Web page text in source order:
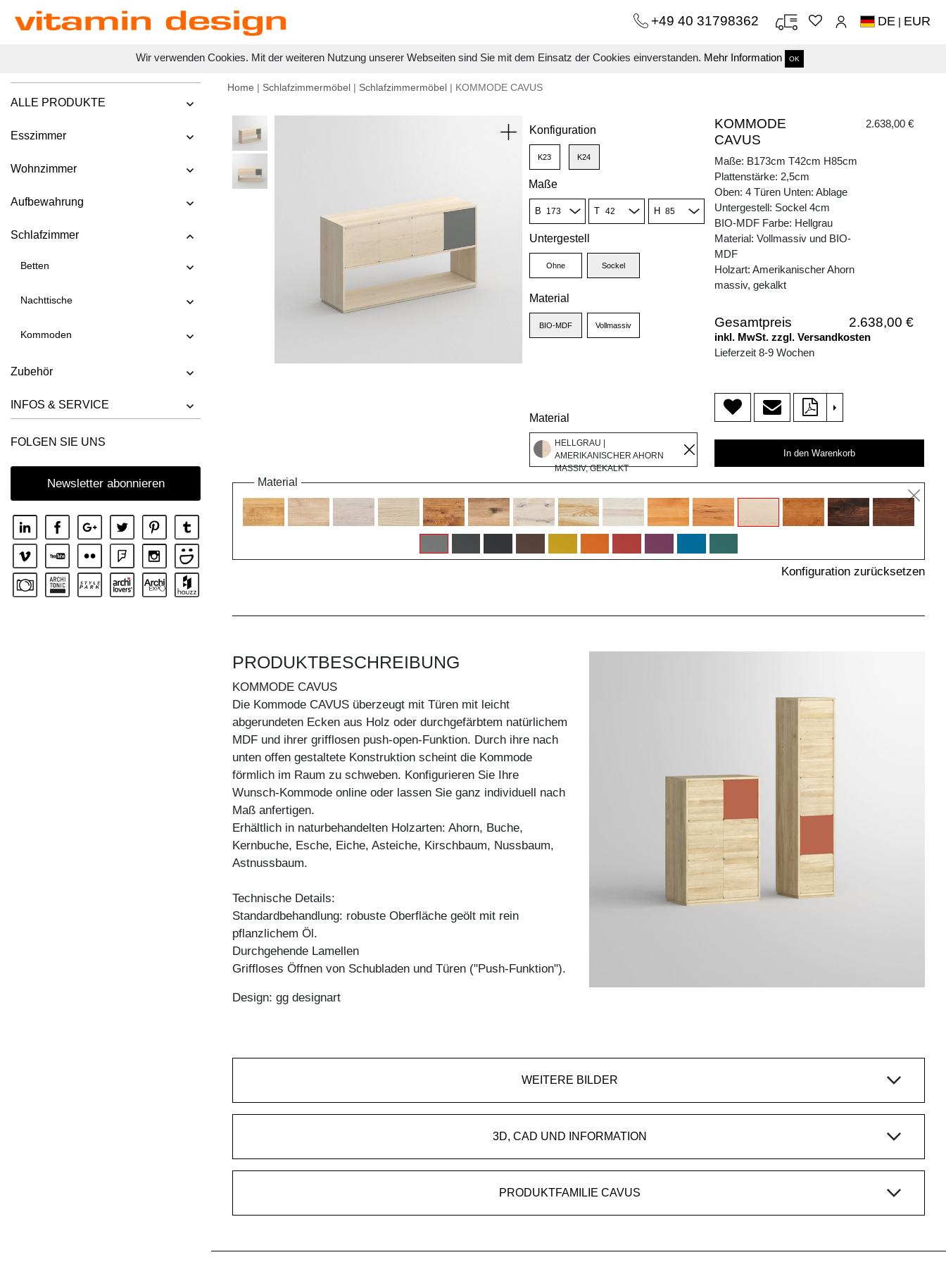
Wir verwenden Cookies. Mit der weiteren Nutzung unserer Webseiten sind Sie mit dem Einsatz der Cookies einverstanden. Mehr Information OK
+49 40 31798362 DE | EUR
ALLE PRODUKTE
Esszimmer
Wohnzimmer
Aufbewahrung
Schlafzimmer
Betten
Nachttische
Kommoden
Zubehör
INFOS & SERVICE
FOLGEN SIE UNS
Newsletter abonnieren
Home | Schlafzimmermöbel | Schlafzimmermöbel | KOMMODE CAVUS
Konfiguration
K23 K24
Maße
B T H
Untergestell
Ohne Sockel
Material
BIO-MDF Vollmassiv
Material
HELLGRAU |
AMERIKANISCHER AHORN
MASSIV, GEKALKT
KOMMODE
CAVUS
2.638,00 €
Maße: B173cm T42cm H85cm
Plattenstärke: 2,5cm
Oben: 4 Türen Unten: Ablage
Untergestell: Sockel 4cm
BIO-MDF Farbe: Hellgrau
Material: Vollmassiv und BIO-
MDF
Holzart: Amerikanischer Ahorn
massiv, gekalkt
Gesamtpreis 2.638,00 €
inkl. MwSt. zzgl. Versandkosten
Lieferzeit 8-9 Wochen
>
In den Warenkorb
Material
Konfiguration zurücksetzen
PRODUKTBESCHREIBUNG
KOMMODE CAVUS
Die Kommode CAVUS überzeugt mit Türen mit leicht
abgerundeten Ecken aus Holz oder durchgefärbtem natürlichem
MDF und ihrer grifflosen push-open-Funktion. Durch ihre nach
unten offen gestaltete Konstruktion scheint die Kommode
förmlich im Raum zu schweben. Konfigurieren Sie Ihre
Wunsch-Kommode online oder lassen Sie ganz individuell nach
Maß anfertigen.
Erhältlich in naturbehandelten Holzarten: Ahorn, Buche,
Kernbuche, Esche, Eiche, Asteiche, Kirschbaum, Nussbaum,
Astnussbaum.
Technische Details:
Standardbehandlung: robuste Oberfläche geölt mit rein
pflanzlichem Öl.
Durchgehende Lamellen
Griffloses Öffnen von Schubladen und Türen ("Push-Funktion").
Design: gg designart
WEITERE BILDER
3D, CAD UND INFORMATION
PRODUKTFAMILIE CAVUS